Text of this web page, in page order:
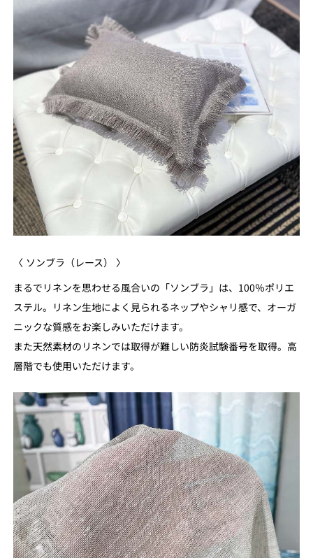
〈 ソンブラ（レース） 〉
まるでリネンを思わせる風合いの「ソンブラ」は、100％ポリエ
ステル。リネン生地によく見られるネップやシャリ感で、オーガ
ニックな質感をお楽しみいただけます。
また天然素材のリネンでは取得が難しい防炎試験番号を取得。高
層階でも使用いただけます。